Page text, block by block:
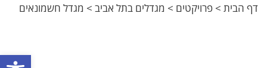
דף הבית > פרויקטים > מגדלים בתל אביב > מגדל חשמונאים